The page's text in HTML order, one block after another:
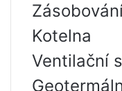
Kotelna
Ventilační